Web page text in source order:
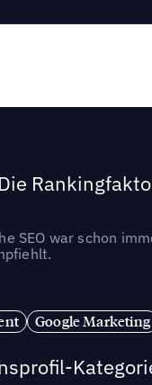
Die
SEO war schon
Google Marketing